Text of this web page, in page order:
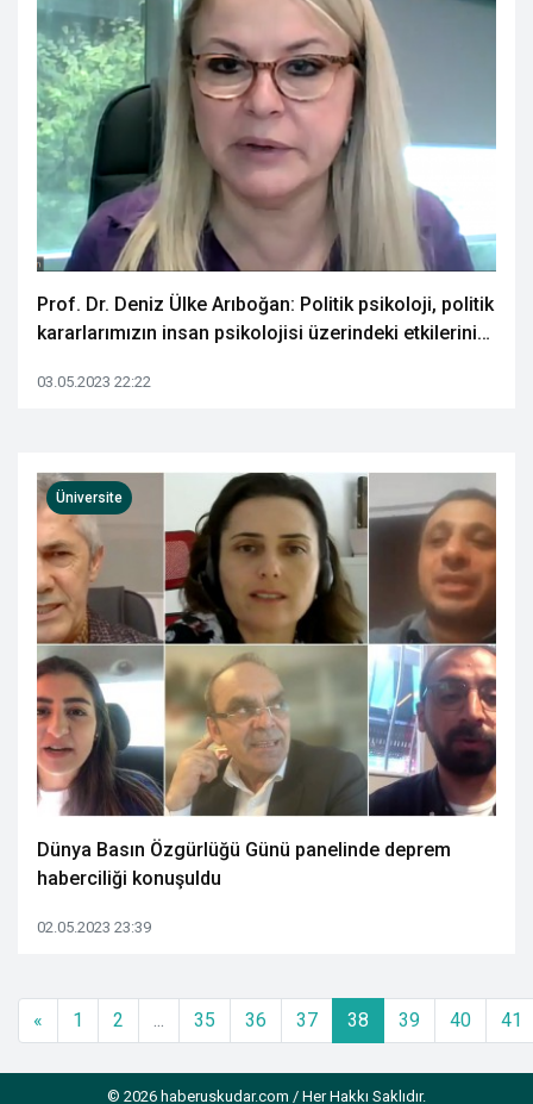
Prof. Dr. Deniz Ülke Arıboğan: Politik psikoloji, politik
kararlarımızın insan psikolojisi üzerindeki etkilerini
03.05.2023 22:22
Dünya Basın Özgürlüğü Günü panelinde deprem
haberciliği konuşuldu
02.05.2023 23:39
Üniversite
« 1 2 35 36 37 38 39 40 41
© 2026 haberuskudar.com / Her Hakkı Saklıdır.